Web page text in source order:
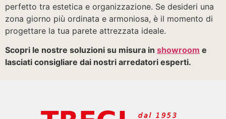
perfetto tra estetica e organizzazione. Se desideri una
zona giorno più ordinata e armoniosa, è il momento di
progettare la tua parete attrezzata ideale.
Scopri le nostre soluzioni su misura in showroom e
lasciati consigliare dai nostri arredatori esperti.